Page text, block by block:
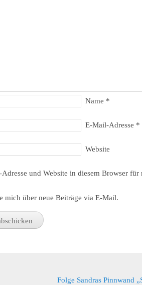
Name *
E-Mail-Adresse *
Website
und Website in diesem Browser
mich über neue Beiträge via E-Mail.
Folge Sandras Pinnwand